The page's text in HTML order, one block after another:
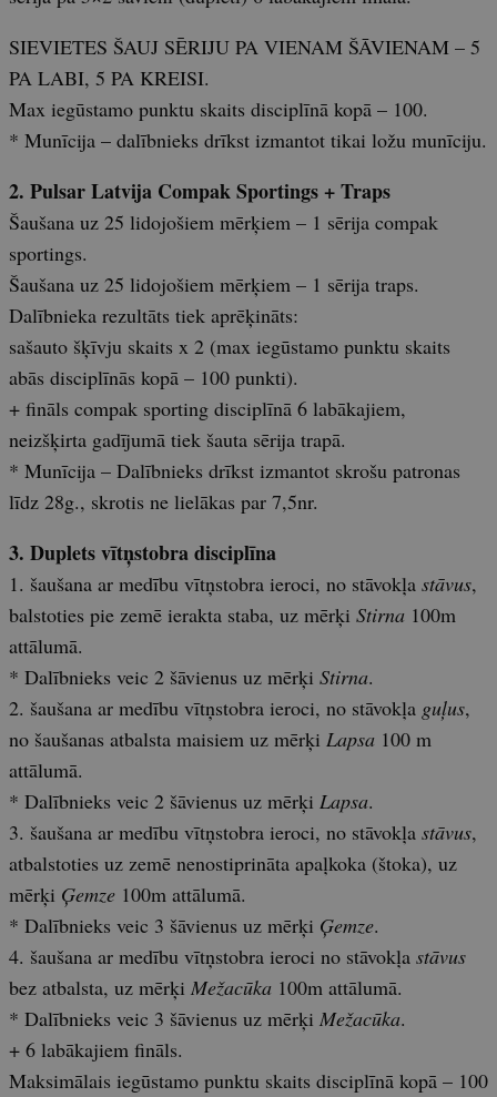
SIEVIETES ŠAUJ SĒRIJU PA VIENAM ŠĀVIENAM – 5
PA LABI, 5 PA KREISI.
Max iegūstamo punktu skaits disciplīnā kopā – 100.
* Munīcija – dalībnieks drīkst izmantot tikai ložu munīciju.
2. Pulsar Latvija Compak Sportings + Traps
Šaušana uz 25 lidojošiem mērķiem – 1 sērija compak
sportings.
Šaušana uz 25 lidojošiem mērķiem – 1 sērija traps.
Dalībnieka rezultāts tiek aprēķināts:
sašauto šķīvju skaits x 2 (max iegūstamo punktu skaits
abās disciplīnās kopā – 100 punkti).
+ fināls compak sporting disciplīnā 6 labākajiem,
neizšķirta gadījumā tiek šauta sērija trapā.
* Munīcija – Dalībnieks drīkst izmantot skrošu patronas
līdz 28g., skrotis ne lielākas par 7,5nr.
3. Duplets vītņstobra disciplīna
1. šaušana ar medību vītņstobra ieroci, no stāvokļa stāvus,
balstoties pie zemē ierakta staba, uz mērķi Stirna 100m
attālumā.
* Dalībnieks veic 2 šāvienus uz mērķi Stirna.
2. šaušana ar medību vītņstobra ieroci, no stāvokļa guļus,
no šaušanas atbalsta maisiem uz mērķi Lapsa 100 m
attālumā.
* Dalībnieks veic 2 šāvienus uz mērķi Lapsa.
3. šaušana ar medību vītņstobra ieroci, no stāvokļa stāvus,
atbalstoties uz zemē nenostiprināta apaļkoka (štoka), uz
mērķi Ģemze 100m attālumā.
* Dalībnieks veic 3 šāvienus uz mērķi Ģemze.
4. šaušana ar medību vītņstobra ieroci no stāvokļa stāvus
bez atbalsta, uz mērķi Mežacūka 100m attālumā.
* Dalībnieks veic 3 šāvienus uz mērķi Mežacūka.
+ 6 labākajiem fināls.
Maksimālais iegūstamo punktu skaits disciplīnā kopā – 100